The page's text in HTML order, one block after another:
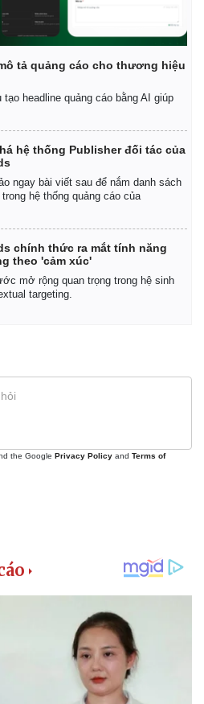
Quân sự - Quốc phòng
Vũ khí
tả quảng cáo cho thương hiệu
headline quảng cáo bằng AI giúp
hệ thống Publisher đối tác của
ngay bài viết sau để nắm danh sách
hệ thống quảng cáo của
chính thức ra mắt tính năng
theo 'cảm xúc'
mở rộng quan trọng trong hệ sinh
targeting.
the Google Privacy Policy and Terms of